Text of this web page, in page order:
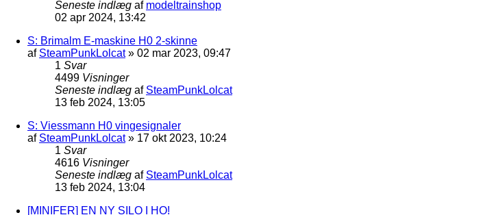
Seneste indlæg af modeltrainshop
02 apr 2024, 13:42
S: Brimalm E-maskine H0 2-skinne
af SteamPunkLolcat» 02 mar 2023, 09:47
1 Svar
4499 Visninger
Seneste indlæg af SteamPunkLolcat
13 feb 2024, 13:05
S: Viessmann H0 vingesignaler
af SteamPunkLolcat» 17 okt 2023, 10:24
1 Svar
4616 Visninger
Seneste indlæg af SteamPunkLolcat
13 feb 2024, 13:04
[MINIFER] EN NY SILO I HO!